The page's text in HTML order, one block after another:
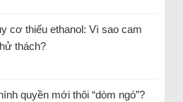
cơ thiếu ethanol: Vì sao cam
thách?
quyền mới thôi “dòm ngó”?